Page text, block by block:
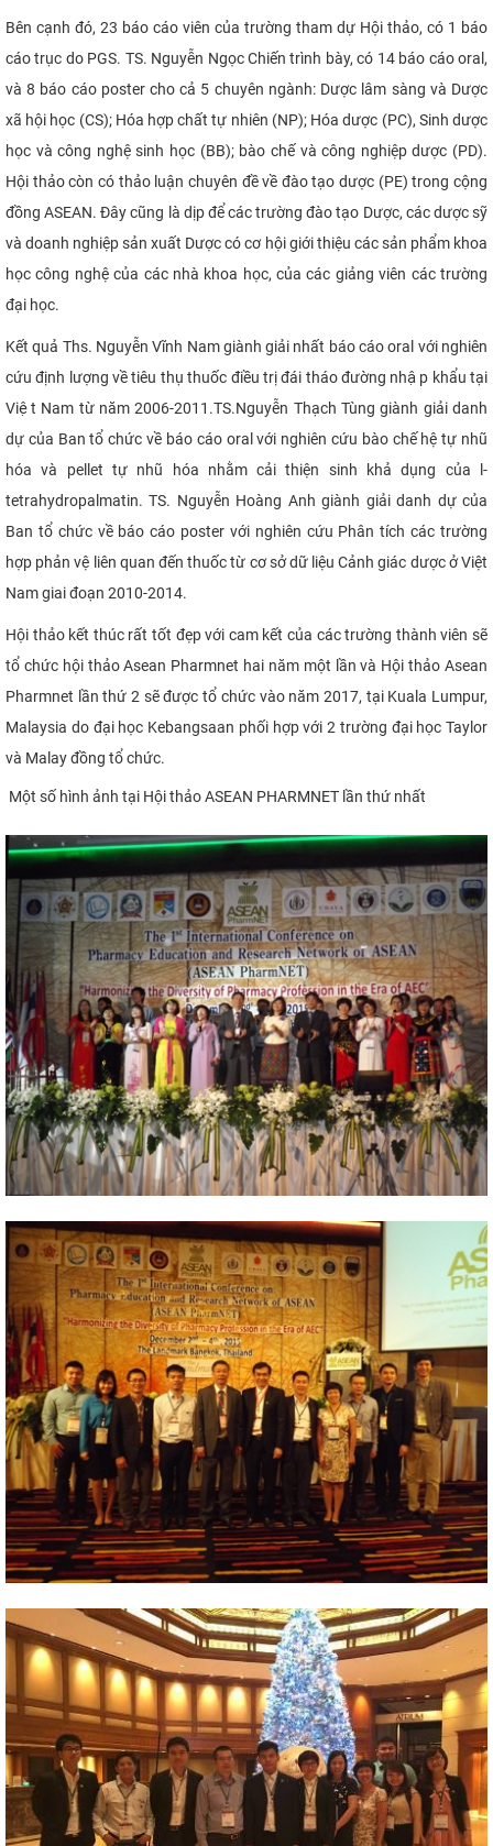
Bên cạnh đó, 23 báo cáo viên của trường tham dự Hội thảo, có 1 báo
cáo trục do PGS. TS. Nguyễn Ngọc Chiến trình bày, có 14 báo cáo oral,
và 8 báo cáo poster cho cả 5 chuyên ngành: Dược lâm sàng và Dược
xã hội học (CS); Hóa hợp chất tự nhiên (NP); Hóa dược (PC), Sinh dược
học và công nghệ sinh học (BB); bào chế và công nghiệp dược (PD).
Hội thảo còn có thảo luận chuyên đề về đào tạo dược (PE) trong cộng
đồng ASEAN. Đây cũng là dịp để các trường đào tạo Dược, các dược sỹ
và doanh nghiệp sản xuất Dược có cơ hội giới thiệu các sản phẩm khoa
học công nghệ của các nhà khoa học, của các giảng viên các trường
đại học.
Kết quả Ths. Nguyễn Vĩnh Nam giành giải nhất báo cáo oral với nghiên
cứu định lượng về tiêu thụ thuốc điều trị đái tháo đường nhập khẩu tại
Việt Nam từ năm 2006-2011.TS.Nguyễn Thạch Tùng giành giải danh
dự của Ban tổ chức về báo cáo oral với nghiên cứu bào chế hệ tự nhũ
hóa và pellet tự nhũ hóa nhằm cải thiện sinh khả dụng của l-
tetrahydropalmatin. TS. Nguyễn Hoàng Anh giành giải danh dự của
Ban tổ chức về báo cáo poster với nghiên cứu Phân tích các trường
hợp phản vệ liên quan đến thuốc từ cơ sở dữ liệu Cảnh giác dược ở Việt
Nam giai đoạn 2010-2014.
Hội thảo kết thúc rất tốt đẹp với cam kết của các trường thành viên sẽ
tổ chức hội thảo Asean Pharmnet hai năm một lần và Hội thảo Asean
Pharmnet lần thứ 2 sẽ được tổ chức vào năm 2017, tại Kuala Lumpur,
Malaysia do đại học Kebangsaan phối hợp với 2 trường đại học Taylor
và Malay đồng tổ chức.
Một số hình ảnh tại Hội thảo ASEAN PHARMNET lần thứ nhất